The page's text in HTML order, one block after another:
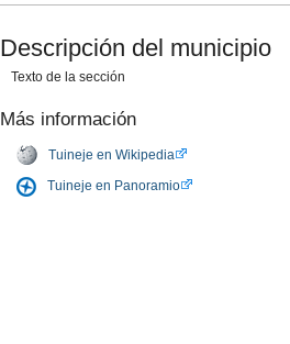
Descripción del municipio
Texto de la sección
Más información
Tuineje en Wikipedia
Tuineje en Panoramio